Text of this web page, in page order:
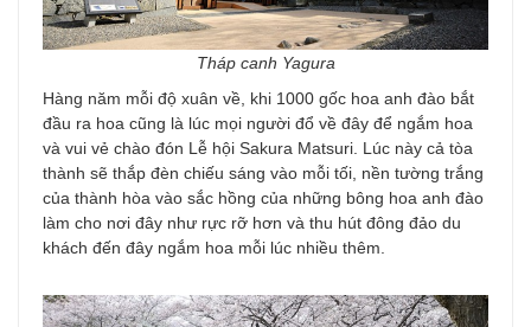
Tháp canh Yagura
Hàng năm mỗi độ xuân về, khi 1000 gốc hoa anh đào bắt
đầu ra hoa cũng là lúc mọi người đổ về đây để ngắm hoa
và vui vẻ chào đón Lễ hội Sakura Matsuri. Lúc này cả tòa
thành sẽ thắp đèn chiếu sáng vào mỗi tối, nền tường trắng
của thành hòa vào sắc hồng của những bông hoa anh đào
làm cho nơi đây như rực rỡ hơn và thu hút đông đảo du
khách đến đây ngắm hoa mỗi lúc nhiều thêm.